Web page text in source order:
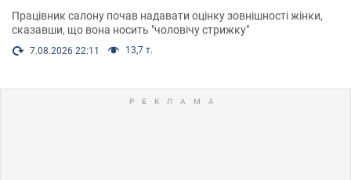
Працівник салону почав надавати оцінку зовнішності жінки,
сказавши, що вона носить "чоловічу стрижку"
7.08.2026 22:11 13,7 т.